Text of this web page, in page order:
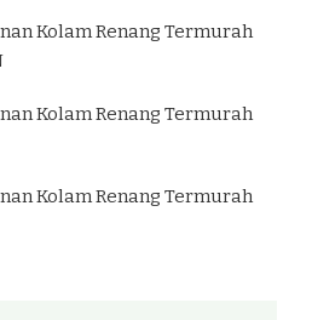
Kolam Renang Termurah
Kolam Renang Termurah
Kolam Renang Termurah